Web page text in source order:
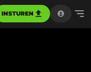
INSTUREN